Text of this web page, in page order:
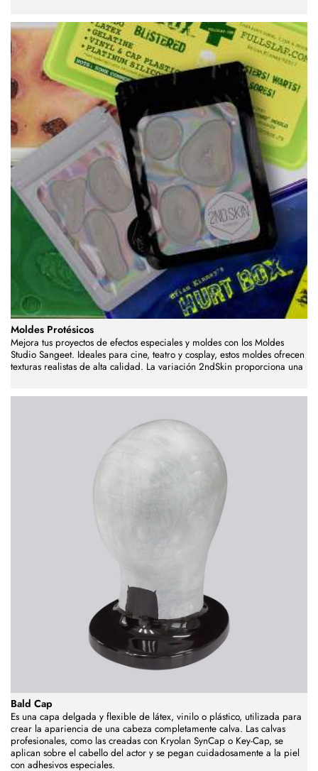
Moldes Protésicos
Mejora tus proyectos de efectos especiales y moldes con los Moldes
Studio Sangeet. Ideales para cine, teatro y cosplay, estos moldes ofrecen
texturas realistas de alta calidad. La variación 2ndSkin proporciona una
Bald Cap
Es una capa delgada y flexible de látex, vinilo o plástico, utilizada para
crear la apariencia de una cabeza completamente calva. Las calvas
profesionales, como las creadas con Kryolan SynCap o Key-Cap, se
aplican sobre el cabello del actor y se pegan cuidadosamente a la piel
con adhesivos especiales.